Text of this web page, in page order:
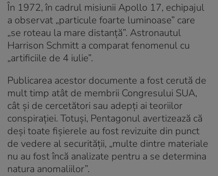
În 1972, în cadrul misiunii Apollo 17, echipajul
a observat „particule foarte luminoase” care
„se roteau la mare distanță”. Astronautul
Harrison Schmitt a comparat fenomenul cu
„artificiile de 4 iulie”.
Publicarea acestor documente a fost cerută de
mult timp atât de membrii Congresului SUA,
cât și de cercetători sau adepți ai teoriilor
conspirației. Totuși, Pentagonul avertizează că
deși toate fișierele au fost revizuite din punct
de vedere al securității, „multe dintre materiale
nu au fost încă analizate pentru a se determina
natura anomaliilor”.